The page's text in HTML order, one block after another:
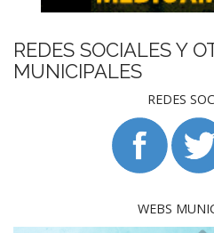
REDES SOCIALES Y
MUNICIPALES
REDES
WEBS